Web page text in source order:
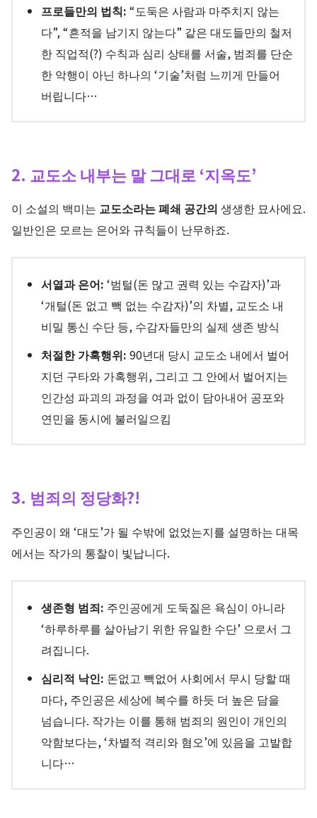
프로들만의 법칙: “도둑은 사람과 마주치지 않는
다”, “흔적을 남기지 않는다” 같은 대도들만의 철저
한 직업적(?) 수칙과 심리 상태를 서술, 범죄를 단순
한 악행이 아닌 하나의 ‘기술’처럼 느끼게 만들어
버립니다…
2. 교도소 내부는 말 그대로 ‘지옥도’
이 소설의 백미는 교도소라는 폐쇄 공간의 생생한 묘사에요.
일반인은 모르는 은어와 규칙들이 난무하죠.
서열과 은어: ‘범털(돈 많고 권력 있는 수감자)’과
‘개털(돈 없고 빽 없는 수감자)’의 차별, 교도소 내
비밀 통신 수단 등, 수감자들만의 실제 생존 방식
처절한 가혹행위: 90년대 당시 교도소 내에서 벌어
지던 구타와 가혹행위, 그리고 그 안에서 벌어지는
인간성 파괴의 과정을 여과 없이 담아내어 공포와
연민을 동시에 불러일으킴
3. 범죄의 정당화?!
주인공이 왜 ‘대도’가 될 수밖에 없었는지를 설명하는 대목
에서는 작가의 통찰이 빛납니다.
생존형 범죄: 주인공에게 도둑질은 욕심이 아니라
‘하루하루를 살아남기 위한 유일한 수단’ 으로서 그
려집니다.
심리적 낙인: 돈없고 빽없어 사회에서 무시 당할 때
마다, 주인공은 세상에 복수를 하듯 더 높은 담을
넘습니다. 작가는 이를 통해 범죄의 원인이 개인의
악함보다는, ‘차별적 격리와 혐오’에 있음을 고발합
니다…